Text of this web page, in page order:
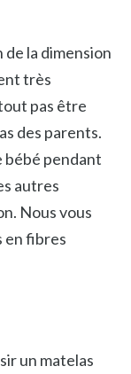
la dimension
très
pas être
des parents.
bébé pendant
autres
Nous vous
en fibres
un matelas